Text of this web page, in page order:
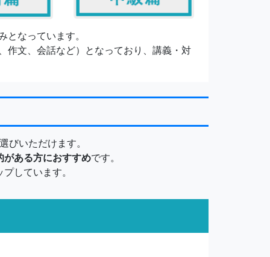
となっています。
文、会話など）となっており、講義・対
びいただけます。
がある方におすすめです。
しています。